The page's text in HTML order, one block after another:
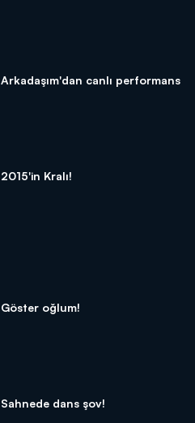
Arkadaşım'dan canlı performans
2015'in Kralı!
Göster oğlum!
Sahnede dans şov!